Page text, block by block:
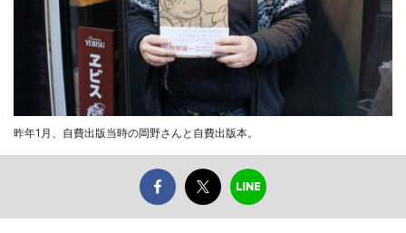
昨年1月、自費出版当時の岡野さんと自費出版本。